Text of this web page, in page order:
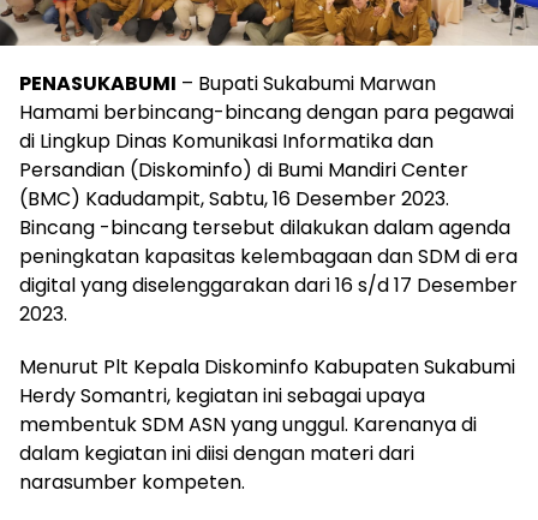
PENASUKABUMI – Bupati Sukabumi Marwan
Hamami berbincang-bincang dengan para pegawai
di Lingkup Dinas Komunikasi Informatika dan
Persandian (Diskominfo) di Bumi Mandiri Center
(BMC) Kadudampit, Sabtu, 16 Desember 2023.
Bincang -bincang tersebut dilakukan dalam agenda
peningkatan kapasitas kelembagaan dan SDM di era
digital yang diselenggarakan dari 16 s/d 17 Desember
2023.
Menurut Plt Kepala Diskominfo Kabupaten Sukabumi
Herdy Somantri, kegiatan ini sebagai upaya
membentuk SDM ASN yang unggul. Karenanya di
dalam kegiatan ini diisi dengan materi dari
narasumber kompeten.